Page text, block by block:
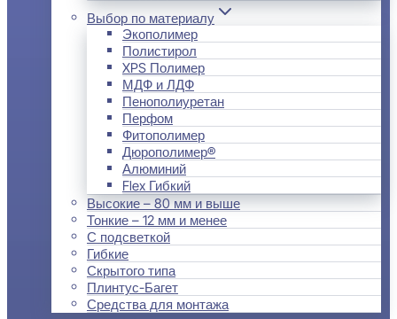
Выбор по материалу
Экополимер
Полистирол
XPS Полимер
МДФ и ЛДФ
Пенополиуретан
Перфом
Фитополимер
Дюрополимер®
Алюминий
Flex Гибкий
Высокие – 80 мм и выше
Тонкие – 12 мм и менее
С подсветкой
Гибкие
Скрытого типа
Плинтус-Багет
Средства для монтажа